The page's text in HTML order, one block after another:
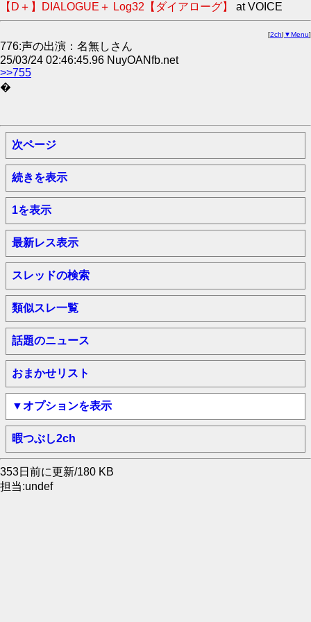
【D＋】DIALOGUE＋ Log32【ダイアローグ】 at VOICE
[2ch| ▼Menu]
776:声の出演：名無しさん
25/03/24 02:46:45.96 NuyOANfb.net
>>755
�
次ページ
続きを表示
1を表示
最新レス表示
スレッドの検索
類似スレ一覧
話題のニュース
おまかせリスト
▼オプションを表示
暇つぶし2ch
353日前に更新/180 KB
担当:undef